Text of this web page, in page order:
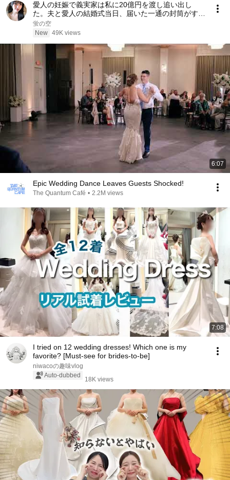
愛人の妊娠で義実家は私に20億円を渡し追い出し
た。夫と愛人の結婚式当日、届いた一通の封筒がすべ
てを終わらせた――| 感動する話 | スカッとする話
蛍の空
New 49K views
6:07
Epic Wedding Dance Leaves Guests Shocked!
The Quantum Café • 2.2M views
7:08
I tried on 12 wedding dresses! Which one is my
favorite? [Must-see for brides-to-be]
niwacoの趣味vlog
Auto-dubbed
18K views